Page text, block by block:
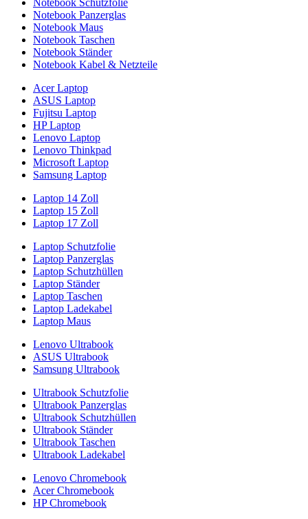
Notebook Panzerglas
Notebook Maus
Notebook Taschen
Notebook Ständer
Notebook Kabel & Netzteile
Acer Laptop
ASUS Laptop
Fujitsu Laptop
HP Laptop
Lenovo Laptop
Lenovo Thinkpad
Microsoft Laptop
Samsung Laptop
Laptop 14 Zoll
Laptop 15 Zoll
Laptop 17 Zoll
Laptop Schutzfolie
Laptop Panzerglas
Laptop Schutzhüllen
Laptop Ständer
Laptop Taschen
Laptop Ladekabel
Laptop Maus
Lenovo Ultrabook
ASUS Ultrabook
Samsung Ultrabook
Ultrabook Schutzfolie
Ultrabook Panzerglas
Ultrabook Schutzhüllen
Ultrabook Ständer
Ultrabook Taschen
Ultrabook Ladekabel
Lenovo Chromebook
Acer Chromebook
HP Chromebook